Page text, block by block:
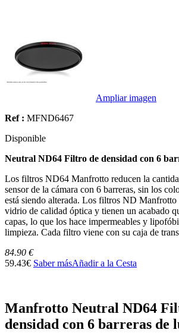
Ampliar imagen
Ref : MFND6467
Disponible
Neutral ND64 Filtro de densidad con 6
Los filtros ND64 Manfrotto reducen la
sensor de la cámara con 6 barreras, sin los
está siendo alterada. Los filtros ND Manfrotto
vidrio de calidad óptica y tienen un acabado
capas, lo que los hace impermeables y
limpieza. Cada filtro viene con su caja de
84.90 €
59.43€ Saber másAñadir a la Cesta
Manfrotto Neutral ND64
densidad con 6 barreras de